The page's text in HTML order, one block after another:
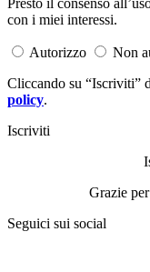
Presto il consenso
con i miei interessi.
Autorizzo
Non
Cliccando su “Iscriviti”
policy.
Iscriviti
Grazie
Seguici sui social